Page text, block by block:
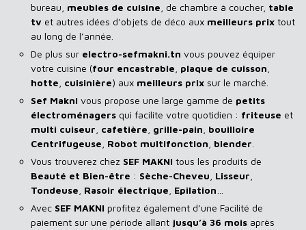
bureau, meubles de cuisine , de chambre à coucher, table
tv et autres idées d’objets de déco aux meilleurs prix tout
au long de l’année.
De plus sur electro-sefmakni.tn vous pouvez équiper
votre cuisine (four encastrable plaque de cuisson
hotte cuisinière) aux meilleurs prix sur le marché.
Sef Makni vous propose une large gamme de petits
électroménagers qui facilite votre quotidien : friteuse et
multi cuiseur cafetière grille-pain bouilloire
Centrifugeuse Robot multifonction blender
Vous trouverez chez SEF MAKNI tous les produits de
Beauté et Bien-être : Sèche-Cheveu Lisseur
Tondeuse Rasoir électrique Epilation
Avec SEF MAKNI profitez également d’une Facilité de
paiement sur une période allant jusqu’à 36 mois après